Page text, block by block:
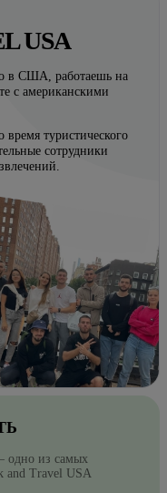
USA
в США, работаешь на
с американскими
время туристического
сотрудники
одно из самых
and Travel USA